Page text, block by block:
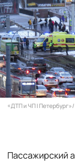
«ДТП и ЧП |
Пассажирский